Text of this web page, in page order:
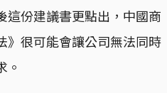
份建議書更點出，中國商
》很可能會讓公司無法同時
。